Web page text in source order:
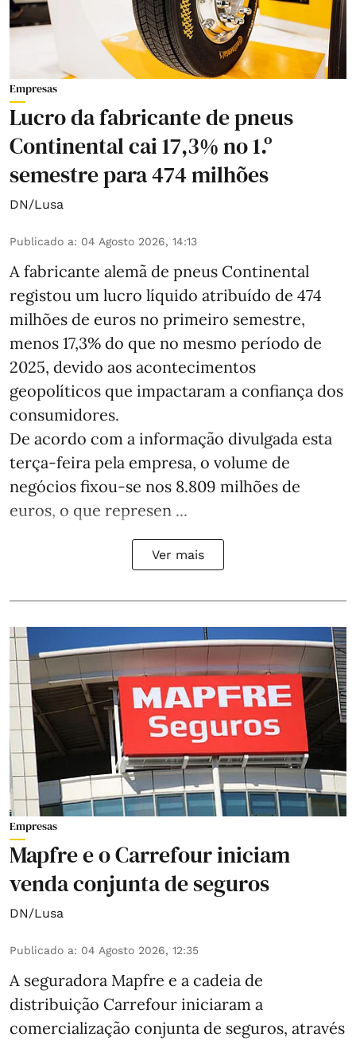
Empresas
Lucro da fabricante de pneus
Continental cai 17,3% no 1.º
semestre para 474 milhões
DN/Lusa
Publicado a: 04 Agosto 2026, 14:13
A fabricante alemã de pneus Continental
registou um lucro líquido atribuído de 474
milhões de euros no primeiro semestre,
menos 17,3% do que no mesmo período de
2025, devido aos acontecimentos
geopolíticos que impactaram a confiança dos
consumidores.
De acordo com a informação divulgada esta
terça-feira pela empresa, o volume de
negócios fixou-se nos 8.809 milhões de
euros, o que represen ...
Ver mais
Empresas
Mapfre e o Carrefour iniciam
venda conjunta de seguros
DN/Lusa
Publicado a: 04 Agosto 2026, 12:35
A seguradora Mapfre e a cadeia de
distribuição Carrefour iniciaram a
comercialização conjunta de seguros, através